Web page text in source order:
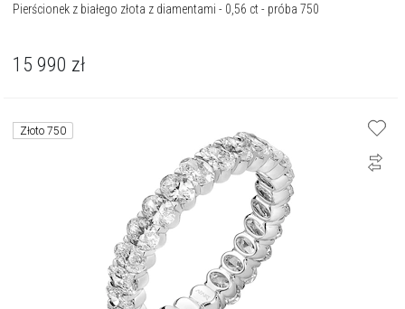
Pierścionek z białego złota z diamentami - 0,56 ct - próba 750
15 990 zł
Złoto 750